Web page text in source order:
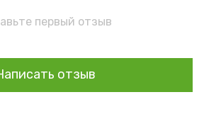
первый отзыв
отзыв